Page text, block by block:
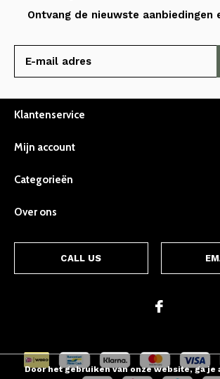
Ontvang de nieuwste aanbiedingen
Klantenservice
Mijn account
Categorieën
Over ons
CALL US
Door het gebruiken van onze website, ga je